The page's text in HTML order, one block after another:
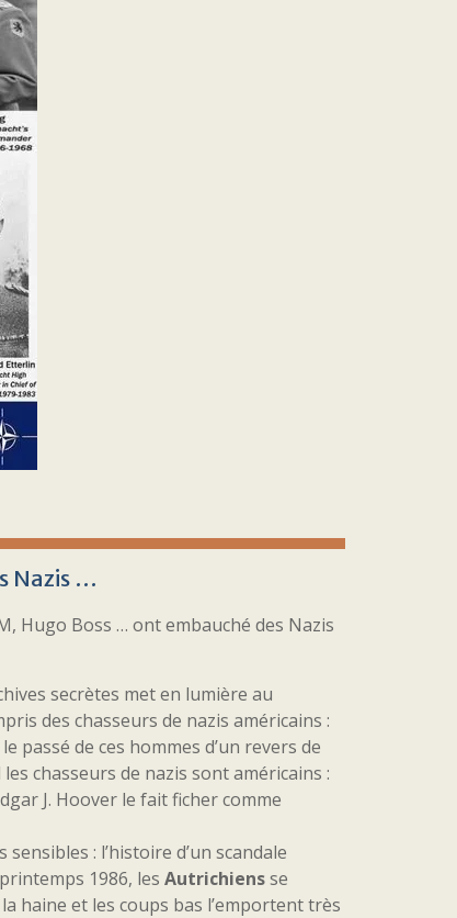
Nazis …
Hugo Boss … ont embauché des Nazis
secrètes met en lumière au
des chasseurs de nazis américains :
passé de ces hommes d’un revers de
chasseurs de nazis sont américains :
J. Hoover le fait ficher comme
: l’histoire d’un scandale
1986, les Autrichiensse
haine et les coups bas l’emportent très